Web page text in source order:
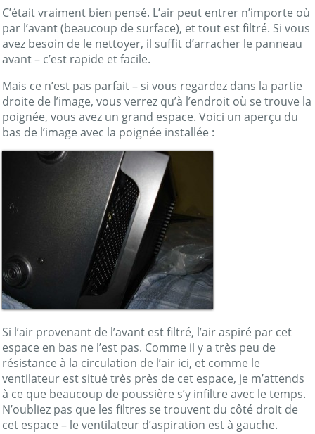
C’était vraiment bien pensé. L’air peut entrer n’importe où
par l’avant (beaucoup de surface), et tout est filtré. Si vous
avez besoin de le nettoyer, il suffit d’arracher le panneau
avant – c’est rapide et facile.
Mais ce n’est pas parfait – si vous regardez dans la partie
droite de l’image, vous verrez qu’à l’endroit où se trouve la
poignée, vous avez un grand espace. Voici un aperçu du
bas de l’image avec la poignée installée :
Si l’air provenant de l’avant est filtré, l’air aspiré par cet
espace en bas ne l’est pas. Comme il y a très peu de
résistance à la circulation de l’air ici, et comme le
ventilateur est situé très près de cet espace, je m’attends
à ce que beaucoup de poussière s’y infiltre avec le temps.
N’oubliez pas que les filtres se trouvent du côté droit de
cet espace – le ventilateur d’aspiration est à gauche.